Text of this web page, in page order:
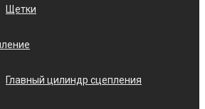
Щетки
Главный цилиндр сцепления